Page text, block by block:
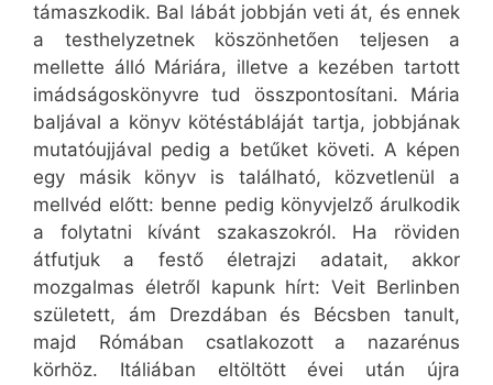
támaszkodik. Bal lábát jobbján veti át, és ennek
a testhelyzetnek köszönhetően teljesen a
mellette álló Máriára, illetve a kezében tartott
imádságoskönyvre tud összpontosítani. Mária
baljával a könyv kötéstábláját tartja, jobbjának
mutatóujjával pedig a betűket követi. A képen
egy másik könyv is található, közvetlenül a
mellvéd előtt: benne pedig könyvjelző árulkodik
a folytatni kívánt szakaszokról. Ha röviden
átfutjuk a festő életrajzi adatait, akkor
mozgalmas életről kapunk hírt: Veit Berlinben
született, ám Drezdában és Bécsben tanult,
majd Rómában csatlakozott a nazarénus
körhöz. Itáliában eltöltött évei után újra